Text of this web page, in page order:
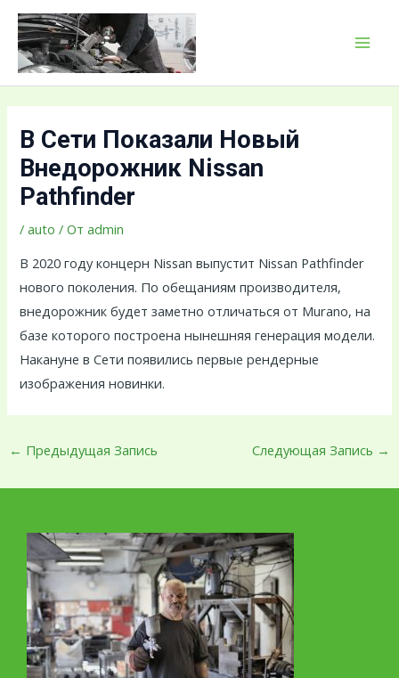
Перейти
содержимому
В Сети Показали Новый
Внедорожник Nissan
Pathfinder
/auto / Отadmin
В 2020 году концерн Nissan выпустит Nissan Pathfinder
нового поколения. По обещаниям производителя,
внедорожник будет заметно отличаться от Murano, на
базе которого построена нынешняя генерация модели.
Накануне в Сети появились первые рендерные
изображения новинки.
Навигация
по
записям
← Предыдущая Запись Следующая Запись →